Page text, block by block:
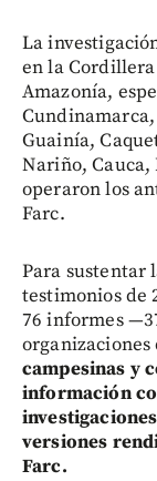
La
en la
Amazonía,
Guainía,
Nariño, Cauca,
operaron los
Farc.
Para sustentar
testimonios de
76 informes
campesinas y
información
versiones
Farc.